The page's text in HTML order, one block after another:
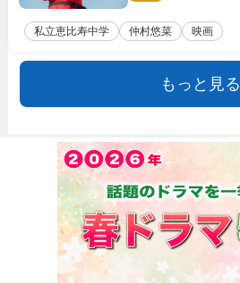
私立恵比寿中学 仲村悠菜 映画
もっと見る